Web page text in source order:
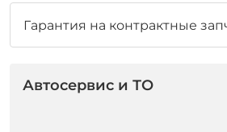
Гарантия на контрактные
Автосервис и ТО